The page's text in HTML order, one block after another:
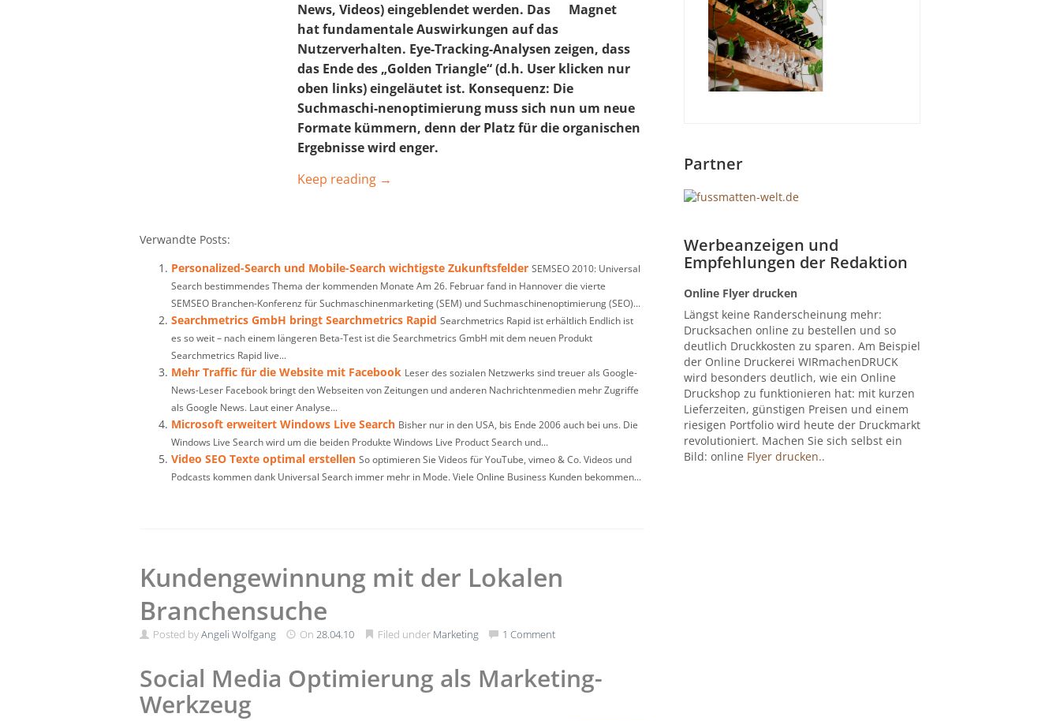
News, Videos) eingeblendet werden. Das
hat fundamentale Auswirkungen auf das
Nutzerverhalten. Eye-Tracking-Analysen zeigen, dass
das Ende des „Golden Triangle“ (d.h. User klicken nur
oben links) eingeläutet ist. Konsequenz: Die
Suchmaschi-nenoptimierung muss sich nun um neue
Formate kümmern, denn der Platz für die organischen
Ergebnisse wird enger.
Keep reading →
Verwandte Posts:
Personalized-Search und Mobile-Search wichtigste Zukunftsfelder SEMSEO 2010: Universal
Search bestimmendes Thema der kommenden Monate Am 26. Februar fand in Hannover die vierte
SEMSEO Branchen-Konferenz für Suchmaschinenmarketing (SEM) und Suchmaschinenoptimierung (SEO)...
Searchmetrics GmbH bringt Searchmetrics Rapid Searchmetrics Rapid ist erhältlich Endlich ist
es so weit – nach einem längeren Beta-Test ist die Searchmetrics GmbH mit dem neuen Produkt
Searchmetrics Rapid live...
Mehr Traffic für die Website mit Facebook Leser des sozialen Netzwerks sind treuer als Google-
News-Leser Facebook bringt den Webseiten von Zeitungen und anderen Nachrichtenmedien mehr Zugriffe
als Google News. Laut einer Analyse...
Microsoft erweitert Windows Live Search Bisher nur in den USA, bis Ende 2006 auch bei uns. Die
Windows Live Search wird um die beiden Produkte Windows Live Product Search und...
Video SEO Texte optimal erstellen So optimieren Sie Videos für YouTube, vimeo & Co. Videos und
Podcasts kommen dank Universal Search immer mehr in Mode. Viele Online Business Kunden bekommen...
Kundengewinnung mit der Lokalen
Branchensuche
Posted byAngeli Wolfgang On 28.04.10 Filed under Marketing 1 Comment
Social Media Optimierung als Marketing-
Werkzeug
Partner
Werbeanzeigen und
Empfehlungen der Redaktion
Online Flyer drucken
Längst keine Randerscheinung mehr:
Drucksachen online zu bestellen und so
deutlich Druckkosten zu sparen. Am Beispiel
der Online Druckerei WIRmachenDRUCK
wird besonders deutlich, wie ein Online
Druckshop zu funktionieren hat: mit kurzen
Lieferzeiten, günstigen Preisen und einem
riesigen Portfolio wird heute der Druckmarkt
revolutioniert. Machen Sie sich selbst ein
Bild: online Flyer drucken..